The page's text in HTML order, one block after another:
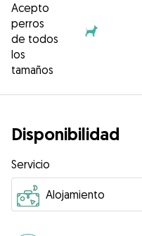
Acepto
perros
de todos
los
tamaños
Disponibilidad
Servicio